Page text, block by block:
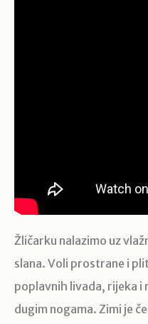
Žličarku nalazimo uz
slana. Voli prostrane i
poplavnih livada, rijeka i
dugim nogama. Zimi je